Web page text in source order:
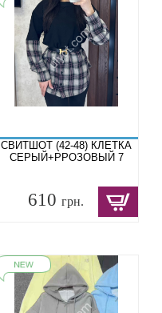
СВИТШОТ (42-48) КЛЕТКА
СЕРЫЙ+РРОЗОВЫЙ 7
610грн.